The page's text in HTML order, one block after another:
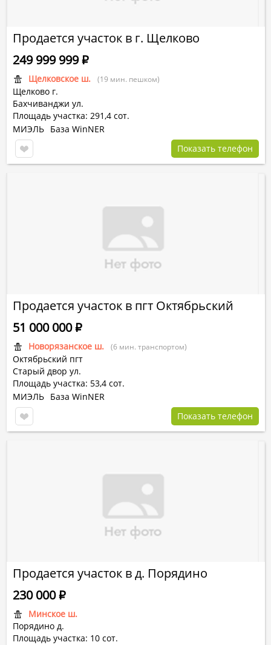
Продается участок в г. Щелково
Щелковское ш. (19 мин. пешком)
Щелково г.
Бахчиванджи ул.
Площадь участка: 291,4 сот.
249 999 999Р
МИЭЛЬ База WinNER
Показать телефон
Продается участок в пгт Октябрьский
Новорязанское ш. (6 мин. транспортом)
Октябрьский пгт
Старый двор ул.
Площадь участка: 53,4 сот.
51 000 000Р
МИЭЛЬ База WinNER
Показать телефон
Продается участок в д. Порядино
Минское ш.
Порядино д.
Площадь участка: 10 сот.
230 000Р